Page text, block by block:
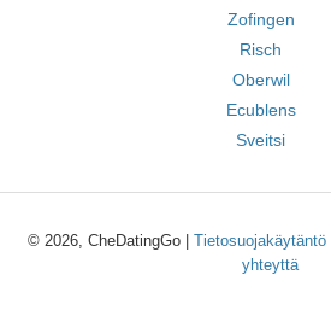
Zofingen
Risch
Oberwil
Ecublens
Sveitsi
© 2026, CheDatingGo | Tietosuojakäytäntö|
yhteyttä